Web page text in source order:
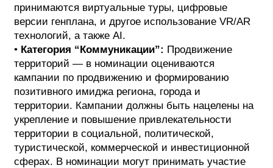
принимаются виртуальные туры, цифровые
версии генплана, и другое использование VR/AR
технологий, а также AI.
• Категория “Коммуникации”: Продвижение
территорий — в номинации оцениваются
кампании по продвижению и формированию
позитивного имиджа региона, города и
территории. Кампании должны быть нацелены на
укрепление и повышение привлекательности
территории в социальной, политической,
туристической, коммерческой и инвестиционной
сферах. В номинации могут принимать участие